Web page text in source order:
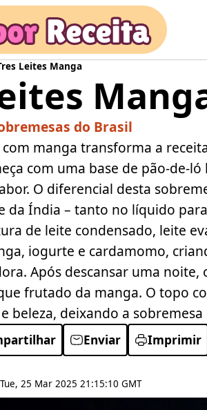
Leites Manga
do Brasil
manga transforma a
com uma base de pão-de-
O diferencial desta
da Índia – tanto no líquido
de leite condensado, leite
iogurte e cardamomo,
Após descansar uma
frutado da manga. O topo
beleza, deixando a
Enviar Imprimir
25 Mar 2025 21:15:10 GMT